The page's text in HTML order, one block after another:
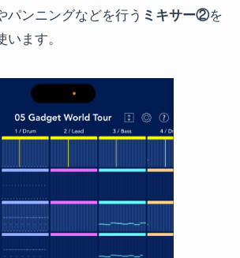
パンニングなどを行う ミキサー②を
ます。